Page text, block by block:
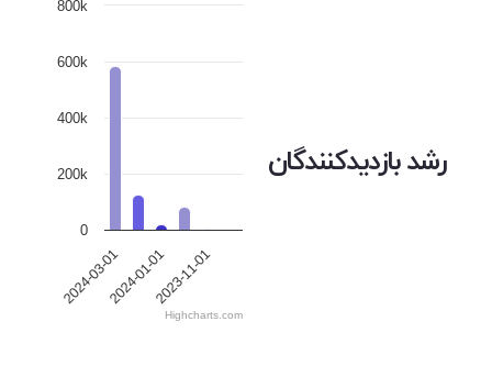
رشد بازدیدکنندگان
2024-03-012024-01-012023-11-01
0
200k
400k
600k
800k
Highcharts.com